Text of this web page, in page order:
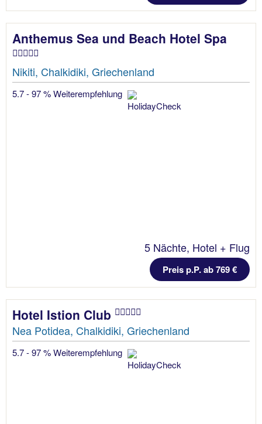
Anthemus Sea und Beach Hotel Spa
Nikiti, Chalkidiki, Griechenland
5.7 - 97 % Weiterempfehlung
5 Nächte, Hotel + Flug
Preis p.P. ab 769 €
Hotel Istion Club
Nea Potidea, Chalkidiki, Griechenland
5.7 - 97 % Weiterempfehlung